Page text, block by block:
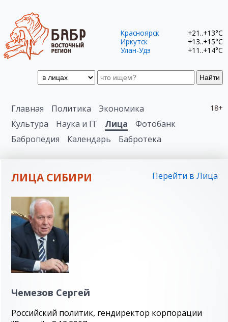
Найти
Красноярск
+21..+13°C
Иркутск
+13..+15°C
Улан-Удэ
+11..+14°C
18+
Главная Политика
Экономика
Культура
Наука и IT Лица
Фотобанк
Бабропедия
Календарь Бабротека
ЛИЦА СИБИРИ Перейти в Лица
Чемезов Сергей
Российский политик, гендиректор корпорации